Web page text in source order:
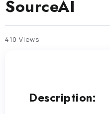
SourceAI
410 Views
Description: